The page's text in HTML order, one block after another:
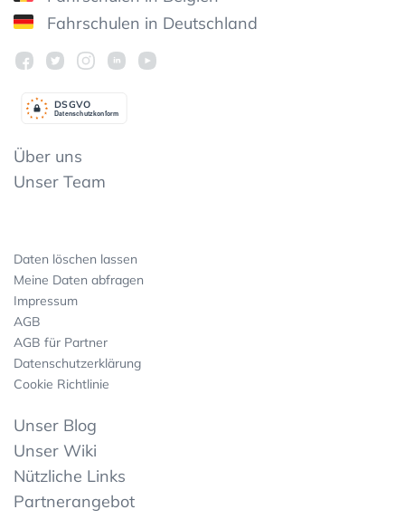
Fahrschulen in Deutschland
Datenschutzkonform
DSGVO
Über uns
Unser Team
Daten löschen lassen
Meine Daten abfragen
Impressum
AGB
AGB für Partner
Datenschutzerklärung
Cookie Richtlinie
Unser Blog
Unser Wiki
Nützliche Links
Partnerangebot